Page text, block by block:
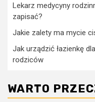
Lekarz medycyny
zapisać?
Jakie zalety ma mycie
Jak urządzić łazienkę
rodziców
WARTO